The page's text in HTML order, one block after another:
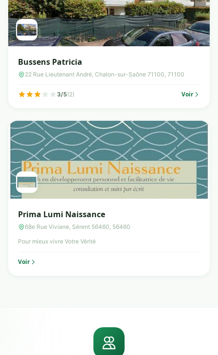
Bussens Patricia
22 Rue Lieutenant André, Chalon-sur-Saône 71100, 71100
3/5(2) Voir
Prima Lumi Naissance
68e Rue Viviane, Sérent 56460, 56460
Pour mieux vivre Votre Vérité
Voir